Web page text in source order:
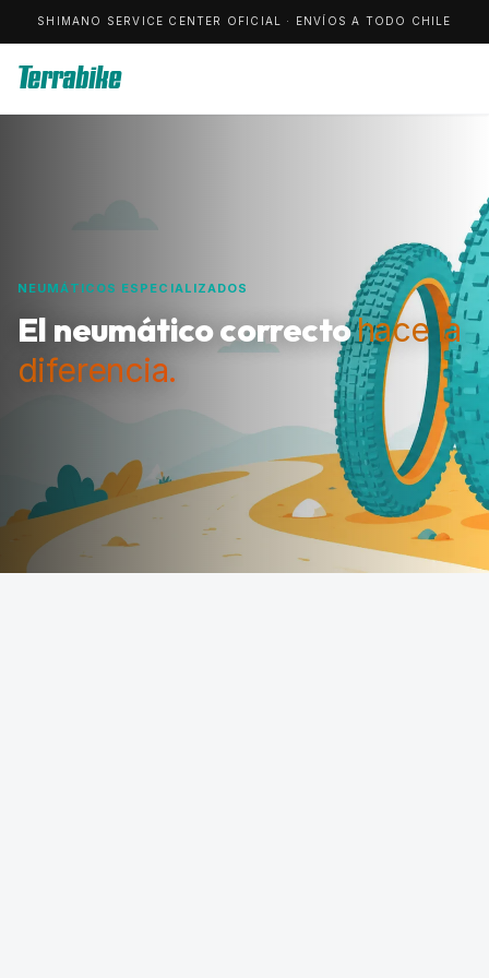
SHIMANO SERVICE CENTER OFICIAL · ENVÍOS A TODO CHILE
Terrabike
NEUMÁTICOS ESPECIALIZADOS
El neumático correctohace la
diferencia.